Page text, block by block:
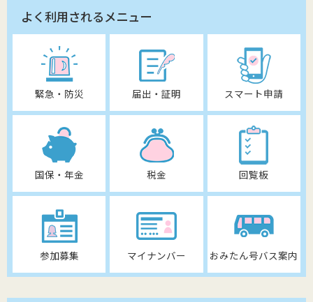
よく利用されるメニュー
緊急・防災 届出・証明 スマート申請
国保・年金 税金 回覧板
参加募集 マイナンバー おみたん号バス案内